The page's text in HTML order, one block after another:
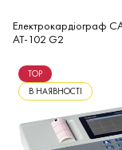
Електрокардіограф
AT-102 G2
TOP
В НАЯВНОСТІ